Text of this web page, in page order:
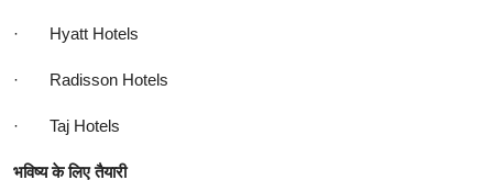
· Hyatt Hotels
· Radisson Hotels
· Taj Hotels
भविष्य के लिए तैयारी